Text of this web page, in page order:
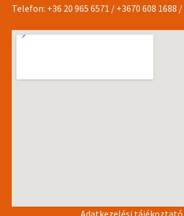
Telefon: +36 20 965 6571 / +3670 608 1688 /
Adatkezelési tájékoztató